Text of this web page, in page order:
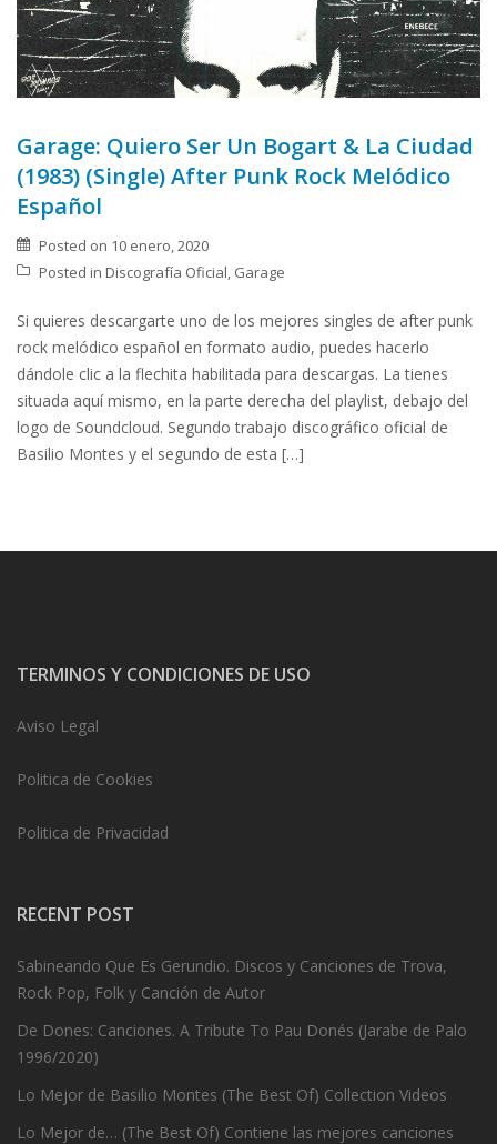
Garage: Quiero Ser Un Bogart & La Ciudad
(1983) (Single) After Punk Rock Melódico
Español
Posted on 10 enero, 2020
Posted in Discografía Oficial, Garage
Si quieres descargarte uno de los mejores singles de after punk
rock melódico español en formato audio, puedes hacerlo
dándole clic a la flechita habilitada para descargas. La tienes
situada aquí mismo, en la parte derecha del playlist, debajo del
logo de Soundcloud. Segundo trabajo discográfico oficial de
Basilio Montes y el segundo de esta […]
TERMINOS Y CONDICIONES DE USO
Aviso Legal
Politica de Cookies
Politica de Privacidad
RECENT POST
Sabineando Que Es Gerundio. Discos y Canciones de Trova,
Rock Pop, Folk y Canción de Autor
De Dones: Canciones. A Tribute To Pau Donés (Jarabe de Palo
1996/2020)
Lo Mejor de Basilio Montes (The Best Of) Collection Videos
Lo Mejor de… (The Best Of) Contiene las mejores canciones